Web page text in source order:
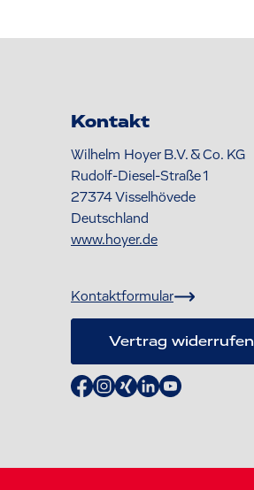
Kontakt
Wilhelm Hoyer B.V. & Co. KG
Rudolf-Diesel-Straße 1
27374Visselhövede
Deutschland
www.hoyer.de
Kontaktformular
Vertrag widerrufen